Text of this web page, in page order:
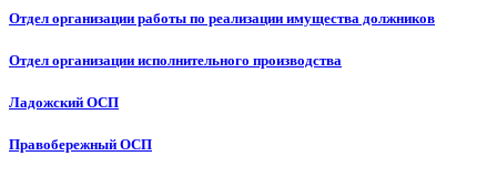
Отдел организации работы по реализации имущества должников
Отдел организации исполнительного производства
Ладожский ОСП
Правобережный ОСП